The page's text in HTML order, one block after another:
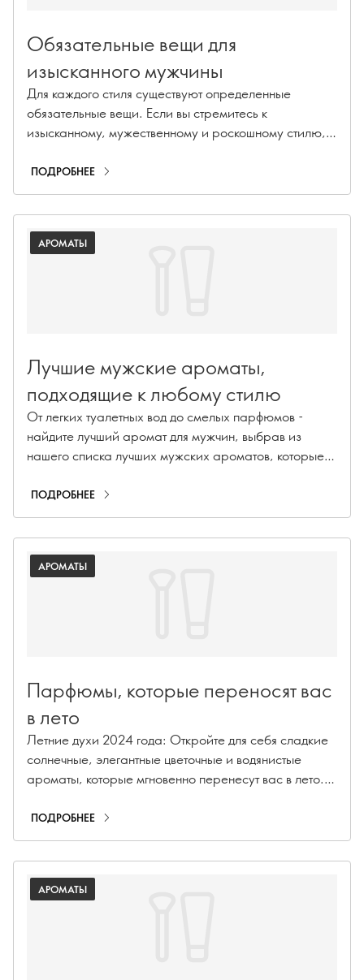
Обязательные вещи для
изысканного мужчины
Для каждого стиля существуют определенные
обязательные вещи. Если вы стремитесь к
изысканному, мужественному и роскошному стилю,
ПОДРОБНЕЕ
АРОМАТЫ
Лучшие мужские ароматы,
подходящие к любому стилю
От легких туалетных вод до смелых парфюмов -
найдите лучший аромат для мужчин, выбрав из
нашего списка лучших мужских ароматов, которые
ПОДРОБНЕЕ
АРОМАТЫ
Парфюмы, которые переносят вас
в лето
Летние духи 2024 года: Откройте для себя сладкие
солнечные, элегантные цветочные и водянистые
ароматы, которые мгновенно перенесут вас в лето.
ПОДРОБНЕЕ
АРОМАТЫ